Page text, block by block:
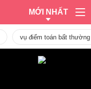
MỚI NHẤT
vụ điểm toán bất